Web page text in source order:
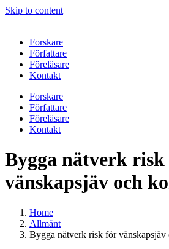
Skip to content
Forskare
Författare
Föreläsare
Kontakt
Forskare
Författare
Föreläsare
Kontakt
Bygga nätverk
vänskapsjäv och
Home
Allmänt
Bygga nätverk risk för